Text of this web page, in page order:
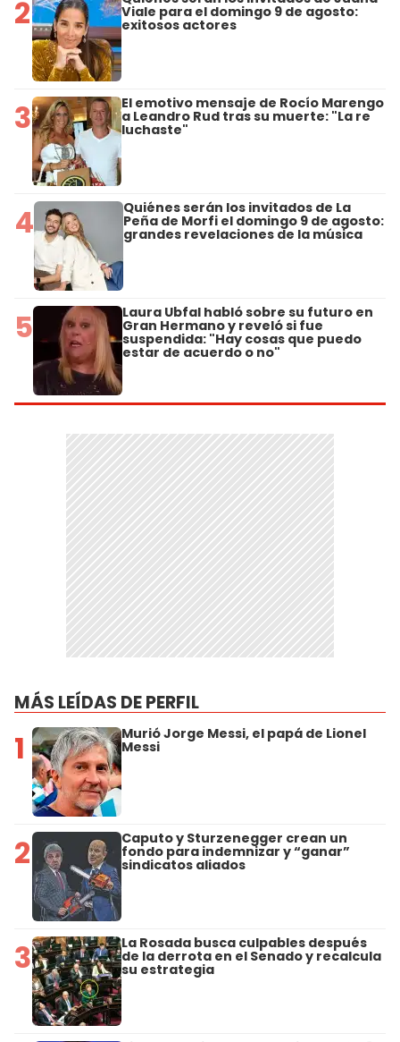
2 Viale para el domingo 9 de agosto:
exitosos actores
3 El emotivo mensaje de Rocío Marengo
a Leandro Rud tras su muerte: "La re
luchaste"
4 Quiénes serán los invitados de La
Peña de Morfi el domingo 9 de agosto:
grandes revelaciones de la música
5 Laura Ubfal habló sobre su futuro en
Gran Hermano y reveló si fue
suspendida: "Hay cosas que puedo
estar de acuerdo o no"
MÁS LEÍDAS DE PERFIL
1 Murió Jorge Messi, el papá de Lionel
Messi
2 Caputo y Sturzenegger crean un
fondo para indemnizar y “ganar”
sindicatos aliados
3 La Rosada busca culpables después
de la derrota en el Senado y recalcula
su estrategia